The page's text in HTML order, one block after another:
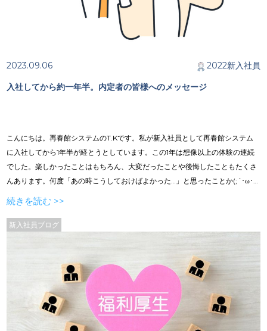
2023.09.06
2022新入社員
入社してから約一年半。内定者の皆様へのメッセージ
こんにちは。再春館システムのT.Kです。私が新入社員として再春館システム
に入社してから1年半が経とうとしています。この1年は想像以上の体験の連続
でした。楽しかったことはもちろん、大変だったことや後悔したこともたくさ
んあります。何度「あの時こうしておけばよかった…」と思ったことか(;´･ω･)
就活生、内定者の皆様に私が体験したことを踏まえながらアドバイスできたら
続きを読む >>
新入社員ブログ